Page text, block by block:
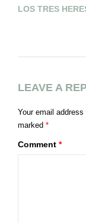
LOS TRES
LEAVE A
Your email
marked *
Comment *